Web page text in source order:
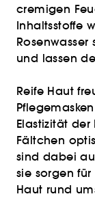
cremigen
Inhaltsstoffe
und lassen
Reife Haut
Elastizität
Fältchen
sind dabei
sie sorgen
Haut rund